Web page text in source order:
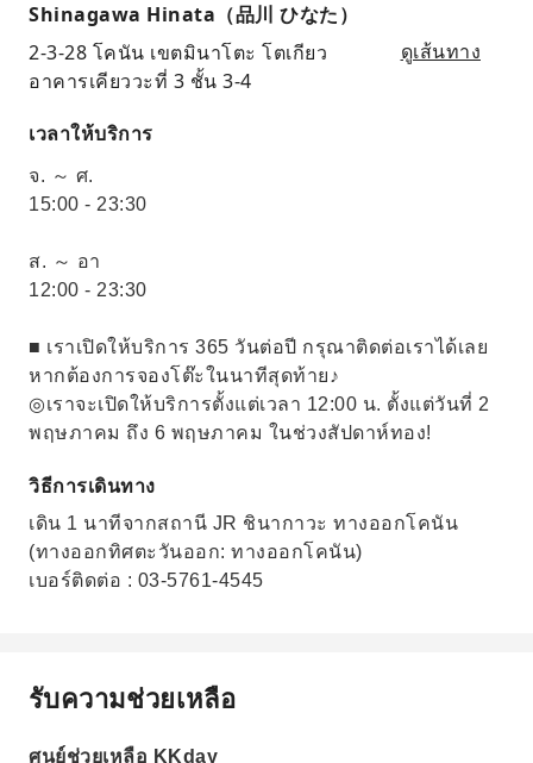
Shinagawa Hinata（品川 ひなた）
2-3-28 โคนัน เขตมินาโตะ โตเกียว
อาคารเคียววะที่ 3 ชั้น 3-4
ดูเส้นทาง
เวลาให้บริการ
จ. ～ ศ.
15:00 - 23:30
ส. ～ อา
12:00 - 23:30
■ เราเปิดให้บริการ 365 วันต่อปี กรุณาติดต่อเราได้เลย
หากต้องการจองโต๊ะในนาทีสุดท้าย♪
◎เราจะเปิดให้บริการตั้งแต่เวลา 12:00 น. ตั้งแต่วันที่ 2
พฤษภาคม ถึง 6 พฤษภาคม ในช่วงสัปดาห์ทอง!
วิธีการเดินทาง
เดิน 1 นาทีจากสถานี JR ชินากาวะ ทางออกโคนัน
(ทางออกทิศตะวันออก: ทางออกโคนัน)
เบอร์ติดต่อ : 03-5761-4545
รับความช่วยเหลือ
ศูนย์ช่วยเหลือ KKday